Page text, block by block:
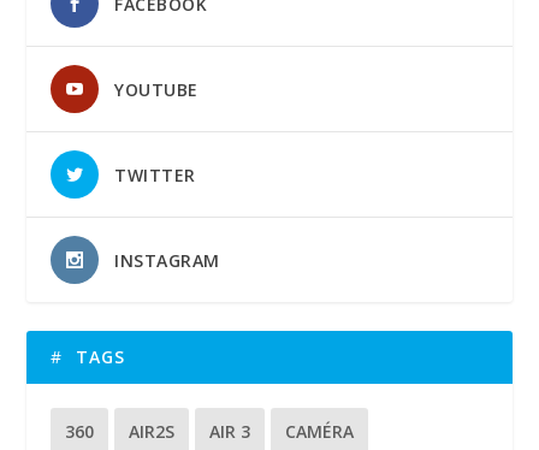
YOUTUBE
TWITTER
INSTAGRAM
TAGS
360 AIR2S AIR 3 CAMÉRA